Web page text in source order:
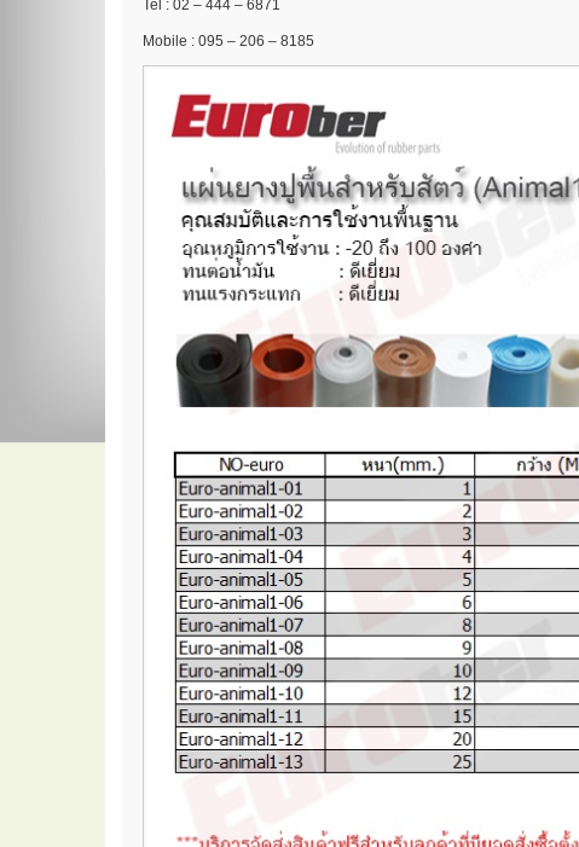
Tel : 02 – 444 – 6871
Mobile : 095 – 206 – 8185